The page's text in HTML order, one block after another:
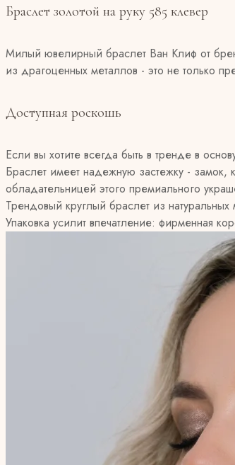
Браслет золотой на руку 585 клевер
Милый ювелирный браслет Ван Клиф от
из драгоценных металлов - это не только
Доступная роскошь
Если вы хотите всегда быть в тренде в
Браслет имеет надежную застежку - замок,
обладательницей этого премиального
Трендовый круглый браслет из
Упаковка усилит впечатление: фирменная